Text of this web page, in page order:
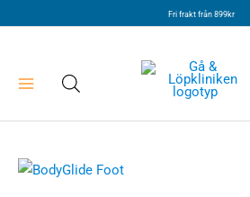
Fri frakt från 899kr